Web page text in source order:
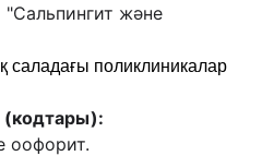
жəне
саладағы поликлиникалар